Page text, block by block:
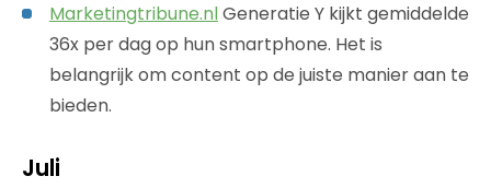
Marketingtribune.nlGeneratie Y kijkt gemiddelde
36x per dag op hun smartphone. Het is
belangrijk om content op de juiste manier aan te
bieden.
Juli